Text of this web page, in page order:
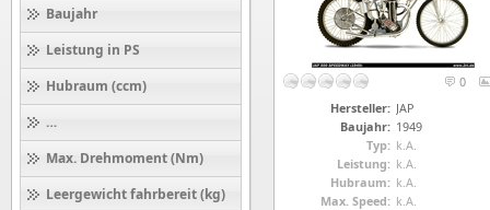
Baujahr
Leistung in PS
Hubraum (ccm)
Höchstgeschwindigkeit (km/h)
Max. Drehmoment (Nm)
Leergewicht fahrbereit (kg)
0
Hersteller: JAP
Baujahr: 1949
Typ: k.A.
Leistung: k.A.
Hubraum: k.A.
Max. Speed: k.A.